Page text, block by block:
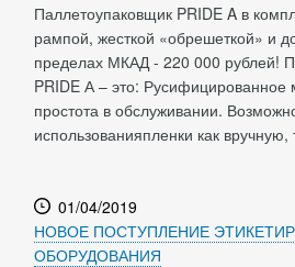
Паллетоупаковщик PRIDE A в
рампой, жесткой «обрешеткой» и
пределах МКАД - 220 000 рублей!
PRIDE А – это:
простота в обслуживании.
использованияпленки как вручную,
01/04/2019
НОВОЕ ПОСТУПЛЕНИЕ
ОБОРУДОВАНИЯ